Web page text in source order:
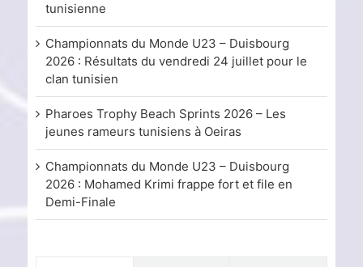
tunisienne
Championnats du Monde U23 – Duisbourg
2026 : Résultats du vendredi 24 juillet pour le
clan tunisien
Pharoes Trophy Beach Sprints 2026 – Les
jeunes rameurs tunisiens à Oeiras
Championnats du Monde U23 – Duisbourg
2026 : Mohamed Krimi frappe fort et file en
Demi-Finale